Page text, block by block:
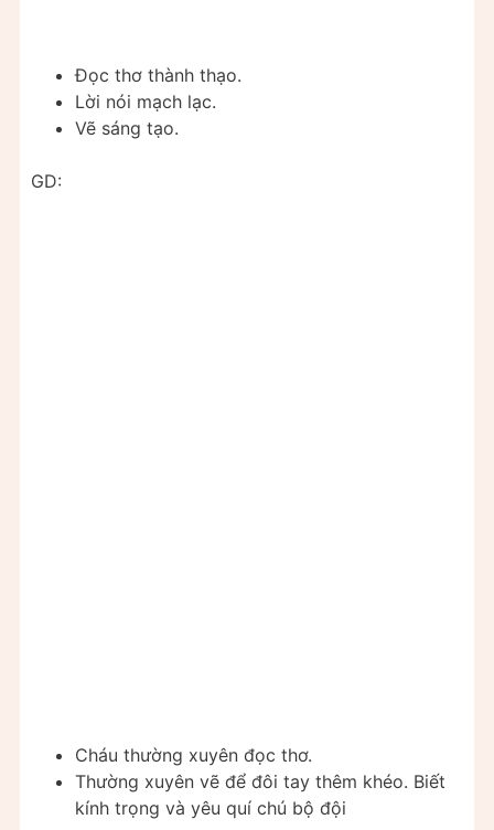
Đọc thơ thành thạo.
Lời nói mạch lạc.
Vẽ sáng tạo.
GD:
Cháu thường xuyên đọc thơ.
Thường xuyên vẽ để đôi tay thêm khéo. Biết
kính trọng và yêu quí chú bộ đội